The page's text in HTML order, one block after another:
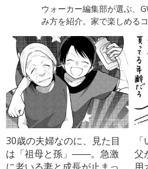
ウォーカー編集部が選ぶ、
み方を紹介。家で楽しめる
30歳の夫婦なのに、見た目
は「祖母と孫」――。急激
父